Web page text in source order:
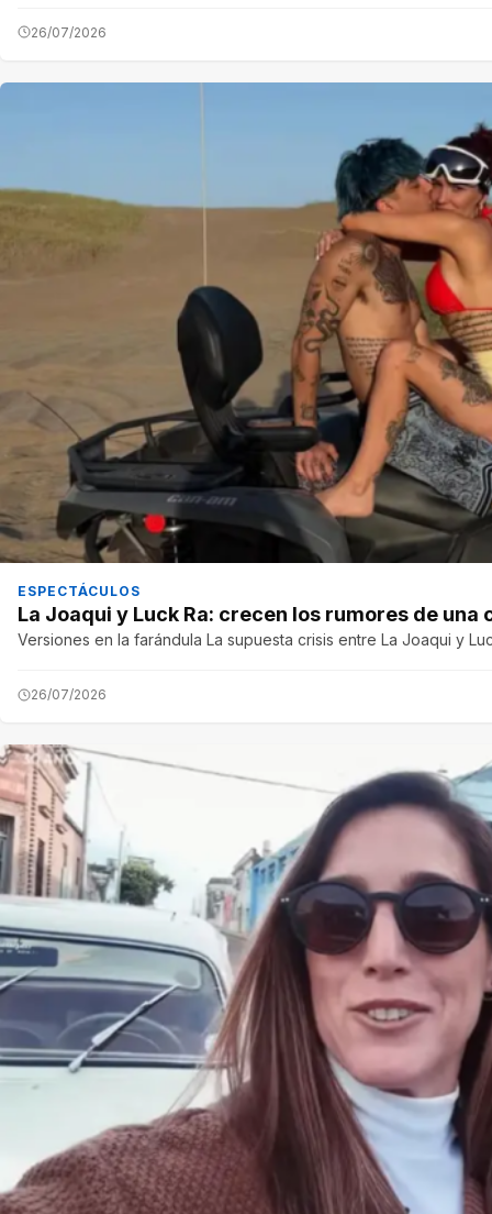
26/07/2026
ESPECTÁCULOS
La Joaqui y Luck Ra: crecen los rumores de una
Versiones en la farándula La supuesta crisis entre La Joaqui y
26/07/2026